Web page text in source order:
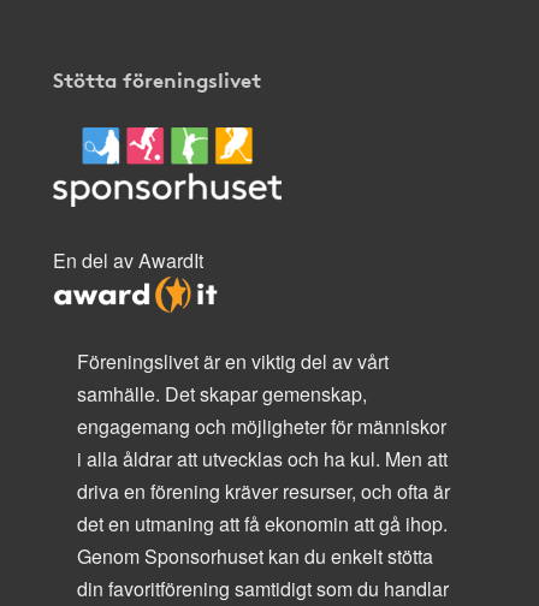
Stötta föreningslivet
En del av AwardIt
Föreningslivet är en viktig del av vårt
samhälle. Det skapar gemenskap,
engagemang och möjligheter för människor
i alla åldrar att utvecklas och ha kul. Men att
driva en förening kräver resurser, och ofta är
det en utmaning att få ekonomin att gå ihop.
Genom Sponsorhuset kan du enkelt stötta
din favoritförening samtidigt som du handlar